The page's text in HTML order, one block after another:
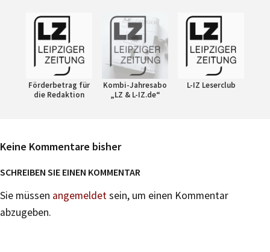
Förderbetrag für
die Redaktion
Kombi-Jahresabo
„LZ & L-IZ.de“
L-IZ Leserclub
Keine Kommentare bisher
SCHREIBEN SIE EINEN KOMMENTAR
Sie müssen angemeldetsein, um einen Kommentar
abzugeben.